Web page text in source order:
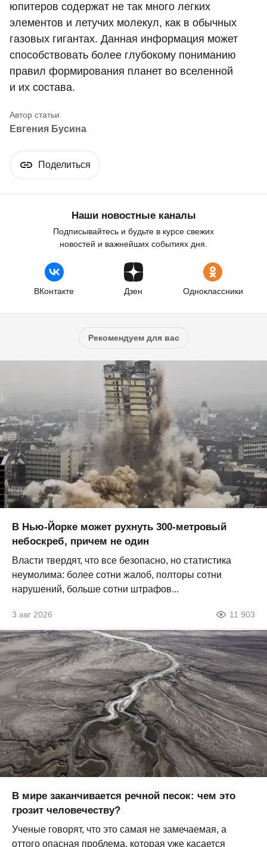
юпитеров содержат не так много легких
элементов и летучих молекул, как в обычных
газовых гигантах. Данная информация может
способствовать более глубокому пониманию
правил формирования планет во вселенной
и их состава.
Евгения Бусина
Поделиться
Наши новостные каналы
Подписывайтесь и будьте в курсе свежих
новостей и важнейших событиях дня.
ВКонтакте Дзен Одноклассники
Рекомендуем для вас
В Нью-Йорке может рухнуть 300-метровый
небоскреб, причем не один
Власти твердят, что все безопасно, но статистика
неумолима: более сотни жалоб, полторы сотни
нарушений, больше сотни штрафов...
3 авг 2026 11 903
В мире заканчивается речной песок: чем это
грозит человечеству?
Ученые говорят, что это самая не замечаемая, а
оттого опасная проблема, которая уже касается